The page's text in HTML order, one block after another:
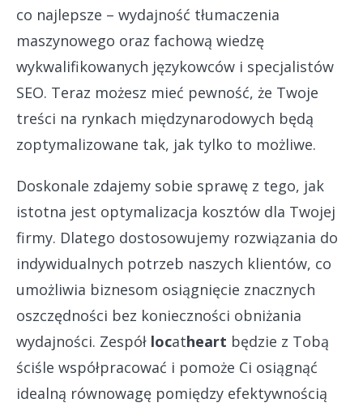
co najlepsze – wydajność tłumaczenia
maszynowego oraz fachową wiedzę
wykwalifikowanych językowców i specjalistów
SEO. Teraz możesz mieć pewność, że Twoje
treści na rynkach międzynarodowych będą
zoptymalizowane tak, jak tylko to możliwe.
Doskonale zdajemy sobie sprawę z tego, jak
istotna jest optymalizacja kosztów dla Twojej
firmy. Dlatego dostosowujemy rozwiązania do
indywidualnych potrzeb naszych klientów, co
umożliwia biznesom osiągnięcie znacznych
oszczędności bez konieczności obniżania
wydajności. Zespół locatheart będzie z Tobą
ściśle współpracować i pomoże Ci osiągnąć
idealną równowagę pomiędzy efektywnością